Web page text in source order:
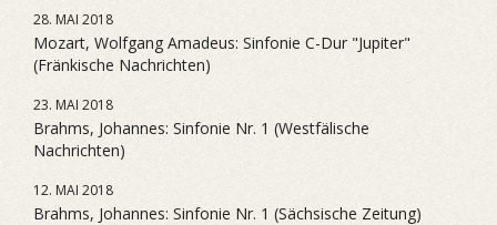
28. MAI 2018
Mozart, Wolfgang Amadeus: Sinfonie C-Dur "Jupiter"
(Fränkische Nachrichten)
23. MAI 2018
Brahms, Johannes: Sinfonie Nr. 1 (Westfälische
Nachrichten)
12. MAI 2018
Brahms, Johannes: Sinfonie Nr. 1 (Sächsische Zeitung)